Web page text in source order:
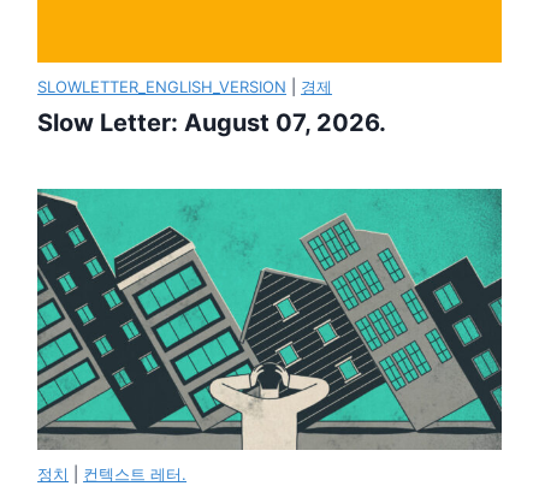
SLOWLETTER_ENGLISH_VERSION 경제
Slow Letter: August 07, 2026.
정치 컨텍스트 레터.